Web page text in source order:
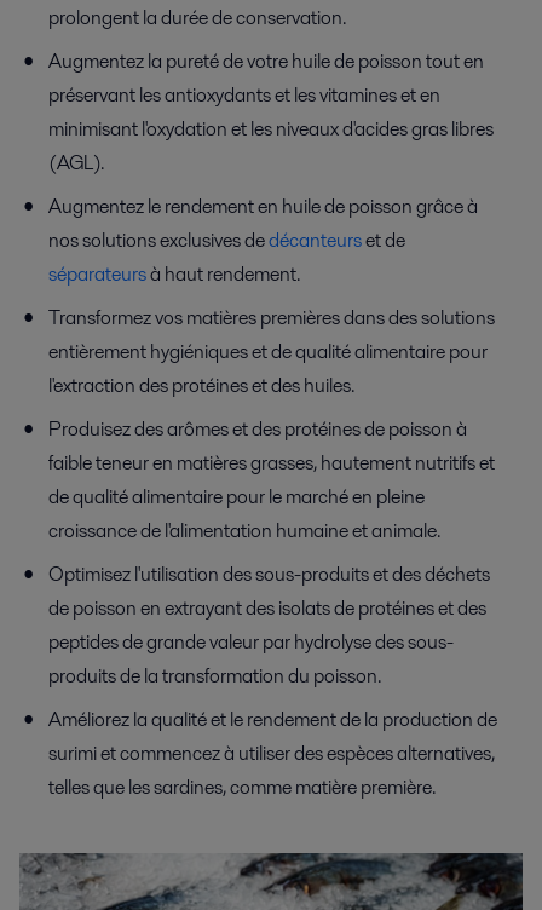
prolongent la durée de conservation.
Augmentez la pureté de votre huile de poisson tout en
préservant les antioxydants et les vitamines et en
minimisant l'oxydation et les niveaux d'acides gras libres
(AGL).
Augmentez le rendement en huile de poisson grâce à
nos solutions exclusives dedécanteurset de
séparateursà haut rendement.
Transformez vos matières premières dans des solutions
entièrement hygiéniques et de qualité alimentaire pour
l'extraction des protéines et des huiles.
Produisez des arômes et des protéines de poisson à
faible teneur en matières grasses, hautement nutritifs et
de qualité alimentaire pour le marché en pleine
croissance de l'alimentation humaine et animale.
Optimisez l'utilisation des sous-produits et des déchets
de poisson en extrayant des isolats de protéines et des
peptides de grande valeur par hydrolyse des sous-
produits de la transformation du poisson.
Améliorez la qualité et le rendement de la production de
surimi et commencez à utiliser des espèces alternatives,
telles que les sardines, comme matière première.